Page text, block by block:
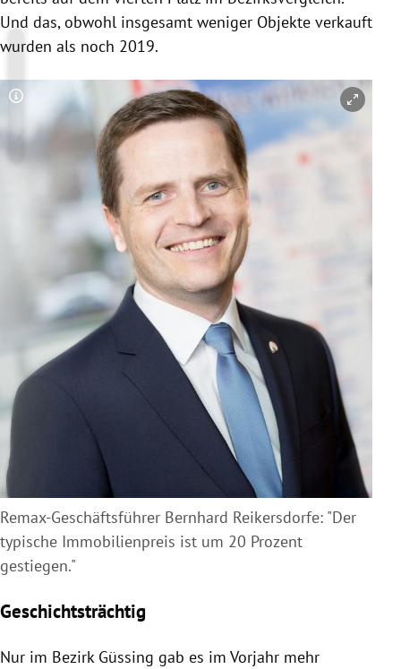
Und das, obwohl insgesamt weniger Objekte verkauft
wurden als noch 2019.
Copyright-Hinweis öffnen/schließen
Remax-Geschäftsführer Bernhard Reikersdorfe: "Der
typische Immobilienpreis ist um 20 Prozent
gestiegen."
Geschichtsträchtig
Nur im Bezirk Güssing gab es im Vorjahr mehr